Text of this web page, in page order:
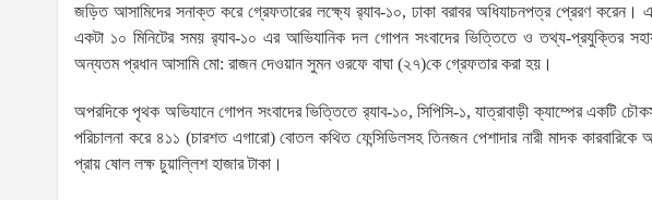
জড়িত আসামিদের সনাক্ত করে গ্রেফতারের লক্ষ্যে র‌্যাব-১০, ঢাকা বরাবর অধিযাচনপত্র প্রেরণ
একটা ১০ মিনিটের সময় র‌্যাব-১০ এর আভিযানিক দল গোপন সংবাদের ভিত্তিতে ও তথ্য-প্রযুক্তির
অন্যতম প্রধান আসামি মো: রাজন দেওয়ান সুমন ওরফে বাঘা (২৭)কে গ্রেফতার করা হয়।
অপরদিকে পৃথক অভিযানে গোপন সংবাদের ভিত্তিতে র‌্যাব-১০, সিপিসি-১, যাত্রাবাড়ী ক্যাম্পের একটি
পরিচালনা করে ৪১১ (চারশত এগারো) বোতল কথিত ফেন্সিডিলসহ তিনজন পেশাদার নারী মাদক
প্রায় ষোল লক্ষ চুয়াল্লিশ হাজার টাকা।